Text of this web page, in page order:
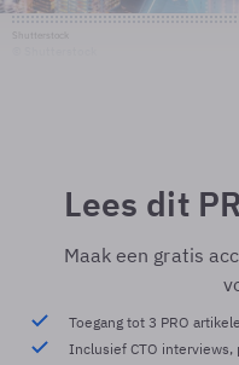
Lees dit
Maak een gratis
Toegang tot 3 PRO
Inclusief CTO interviews,